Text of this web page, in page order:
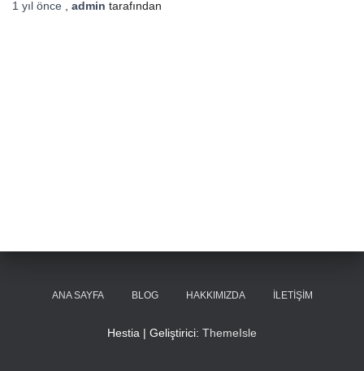
1 yıl önce admin tarafından
ANA SAYFA BLOG HAKKIMIZDA İLETIŞIM
Hestia | Geliştirici: ThemeIsle